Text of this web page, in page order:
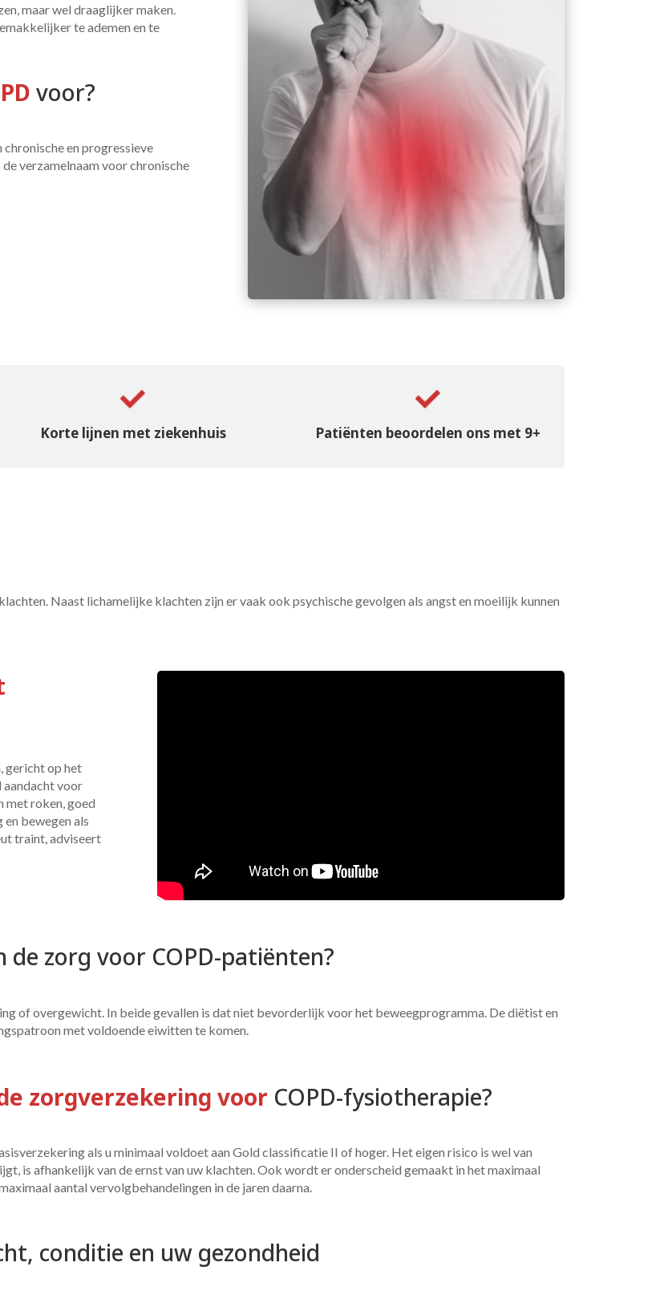
maar wel draaglijker maken.
te ademen en te
voor?
en progressieve
verzamelnaam voor chronische
Korte lijnen met ziekenhuis Patiënten beoordelen ons met 9+
Naast lichamelijke klachten zijn er vaak ook psychische gevolgen als angst en moeilijk kunnen
gericht op het
aandacht voor
met roken, goed
bewegen als
traint, adviseert
zorg voor COPD-patiënten?
of overgewicht. In beide gevallen is dat niet bevorderlijk voor het beweegprogramma. De diëtist en
met voldoende eiwitten te komen.
zorgverzekering voor COPD-fysiotherapie?
als u minimaal voldoet aan Gold classificatie II of hoger. Het eigen risico is wel van
is afhankelijk van de ernst van uw klachten. Ook wordt er onderscheid gemaakt in het maximaal
aantal vervolgbehandelingen in de jaren daarna.
conditie en uw gezondheid